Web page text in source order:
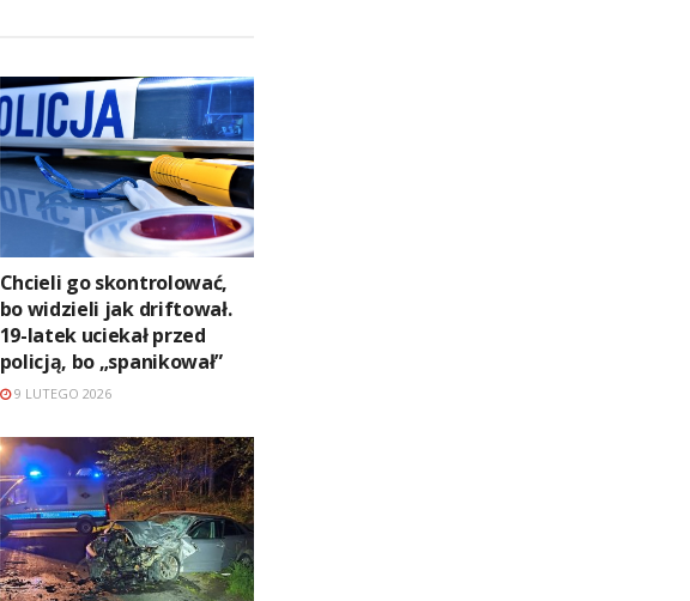
Chcieli go skontrolować,
bo widzieli jak driftował.
19-latek uciekał przed
policją, bo „spanikował”
9 LUTEGO 2026